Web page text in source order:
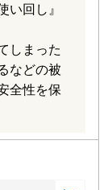
い回し』
しまった
などの被
全性を保